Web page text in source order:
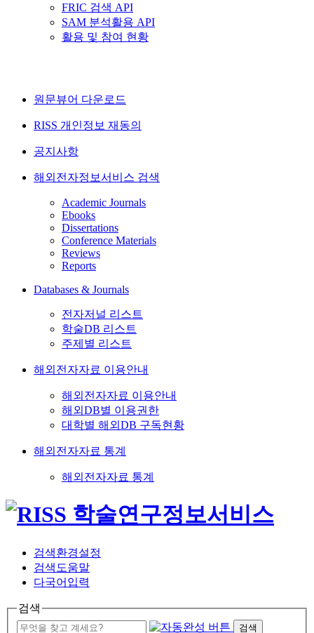
FRIC 검색 API
SAM 분석활용 API
활용 및 참여 현황
원문뷰어 다운로드
RISS 개인정보 재동의
공지사항
해외전자정보서비스 검색
Academic Journals
Ebooks
Dissertations
Conference Materials
Reviews
Reports
Databases & Journals
전자저널 리스트
학술DB 리스트
주제별 리스트
해외전자자료 이용안내
해외전자자료 이용안내
해외DB별 이용권한
대학별 해외DB 구독현황
해외전자자료 통계
해외전자자료 통계
검색환경설정
검색도움말
다국어입력
검색
검색